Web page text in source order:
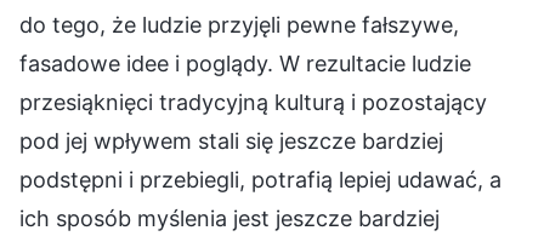
do tego, że ludzie przyjęli pewne fałszywe,
fasadowe idee i poglądy. W rezultacie ludzie
przesiąknięci tradycyjną kulturą i pozostający
pod jej wpływem stali się jeszcze bardziej
podstępni i przebiegli, potrafią lepiej udawać, a
ich sposób myślenia jest jeszcze bardziej